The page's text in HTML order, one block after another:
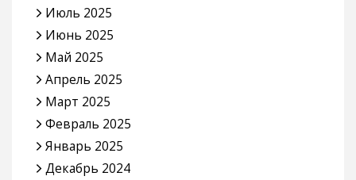
Июль 2025
Июнь 2025
Май 2025
Апрель 2025
Март 2025
Февраль 2025
Январь 2025
Декабрь 2024